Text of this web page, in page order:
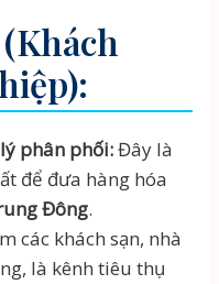
phân phối:Đây là
để đưa hàng hóa
Đông.
các khách sạn, nhà
là kênh tiêu thụ